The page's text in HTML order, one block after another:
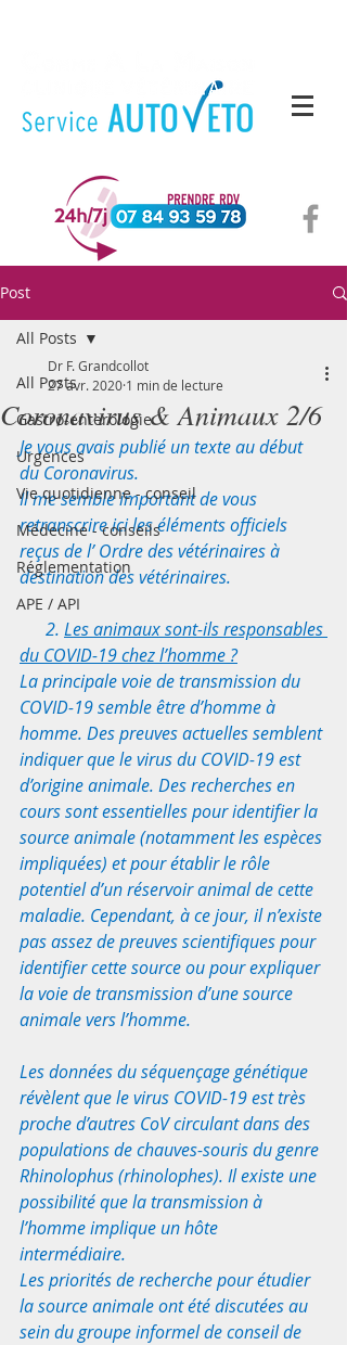
Post
All Posts
Gastro-enterologie
Urgences
Vie quotidienne - conseil
Médecine - conseils
Réglementation
APE / API
All Posts
Coronavirus & Animaux 2/6
Dr F. Grandcollot
27 avr. 2020 1 min de lecture
Je vous avais publié un texte au début
du Coronavirus.
Il me semble important de vous
retranscrire ici les éléments officiels
reçus de l’ Ordre des vétérinaires à
destination des vétérinaires.
      2.
Les animaux sont-ils responsables
du COVID-19 chez l’homme ?
La principale voie de transmission du
COVID-19 semble être d’homme à
homme. Des preuves actuelles semblent
indiquer que le virus du COVID-19 est
d’origine animale. Des recherches en
cours sont essentielles pour identifier la
source animale (notamment les espèces
impliquées) et pour établir le rôle
potentiel d’un réservoir animal de cette
maladie. Cependant, à ce jour, il n’existe
pas assez de preuves scientifiques pour
identifier cette source ou pour expliquer
la voie de transmission d’une source
animale vers l’homme.
Les données du séquençage génétique
révèlent que le virus COVID-19 est très
proche d’autres CoV circulant dans des
populations de chauves-souris du genre
Rhinolophus (rhinolophes). Il existe une
possibilité que la transmission à
l’homme implique un hôte
intermédiaire.
Les priorités de recherche pour étudier
la source animale ont été discutées au
sein du groupe informel de conseil de